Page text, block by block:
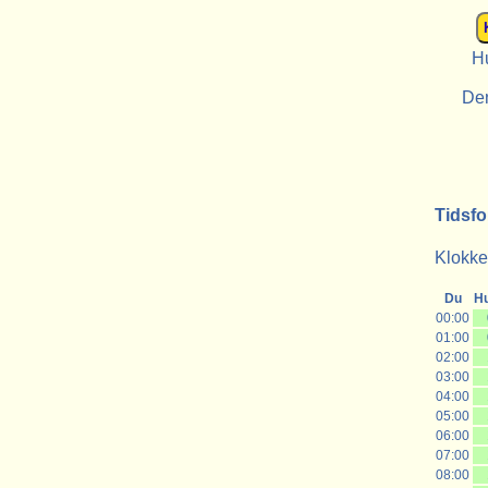
Du
00:00
01:00
02:00
03:00
04:00
05:00
06:00
07:00
08:00